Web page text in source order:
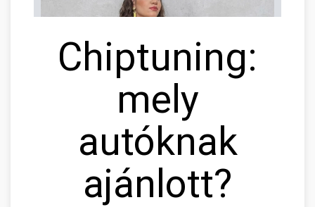
Chiptuning:
mely
autóknak
ajánlott?